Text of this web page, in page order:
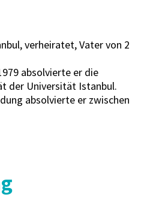
verheiratet, Vater von 2
absolvierte er die
der Universität Istanbul.
absolvierte er zwischen